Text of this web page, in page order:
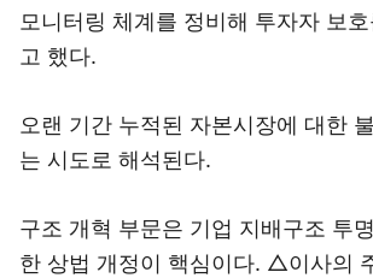
모니터링 체계를 정비해 투자자 보
고 했다.
오랜 기간 누적된 자본시장에 대한
는 시도로 해석된다.
구조 개혁 부문은 기업 지배구조 투
한 상법 개정이 핵심이다. △이사의